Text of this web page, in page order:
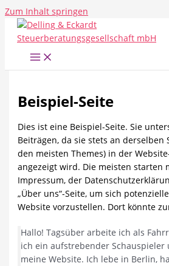
Zum Inhalt springen
Beispiel-Seite
Dies ist eine Beispiel-Seite. Sie
Beiträgen, da sie stets an derselben
den meisten Themes) in der
angezeigt wird. Die meisten starten
Impressum, der
„Über uns“-Seite, um sich
Website vorzustellen. Dort könnte
Hallo! Tagsüber arbeite ich als
ich ein aufstrebender
meine Website. Ich lebe in Berlin,